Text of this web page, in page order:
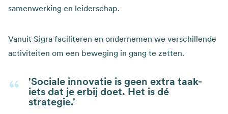
samenwerking en leiderschap.
Vanuit Sigra faciliteren en ondernemen we verschillende
activiteiten om een beweging in gang te zetten.
'Sociale innovatie is geen extra taak-
iets dat je erbij doet. Het is dé
strategie.'